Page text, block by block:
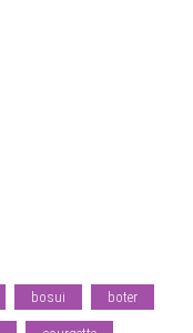
bosui boter